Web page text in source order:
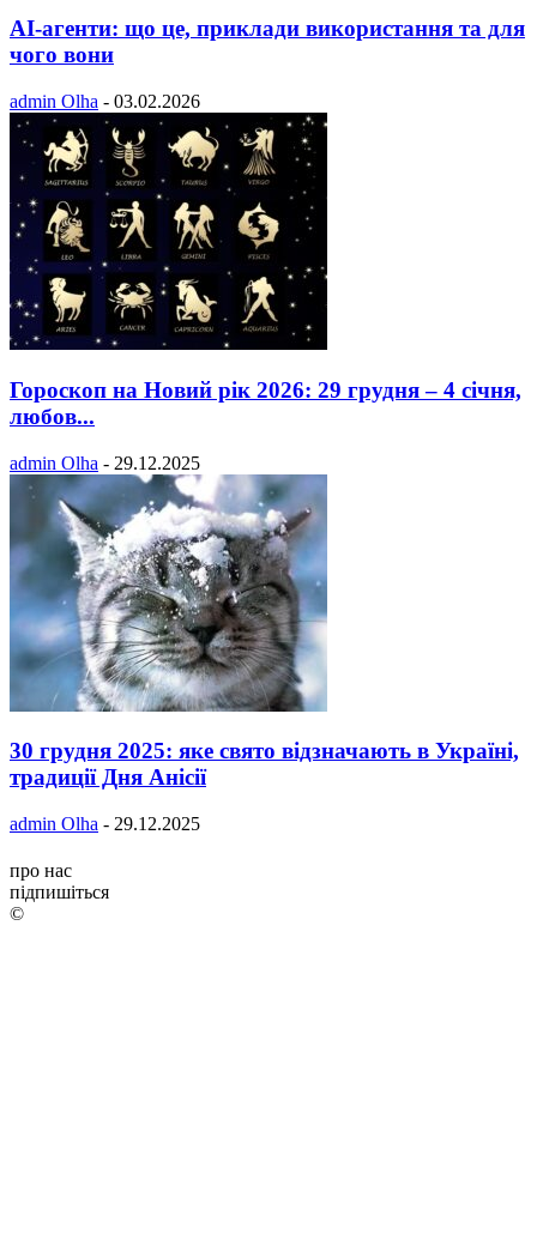
AI-агенти: що це, приклади використання та для
чого вони
admin Olha - 03.02.2026
Гороскоп на Новий рік 2026: 29 грудня – 4 січня,
любов...
admin Olha - 29.12.2025
30 грудня 2025: яке свято відзначають в Україні,
традиції Дня Анісії
admin Olha - 29.12.2025
про нас
підпишіться
©